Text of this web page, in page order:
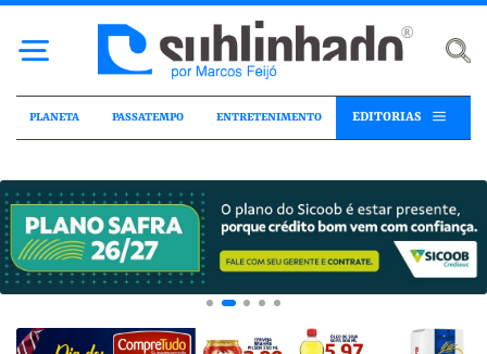
PLANETA PASSATEMPO ENTRETENIMENTO EDITORIAS